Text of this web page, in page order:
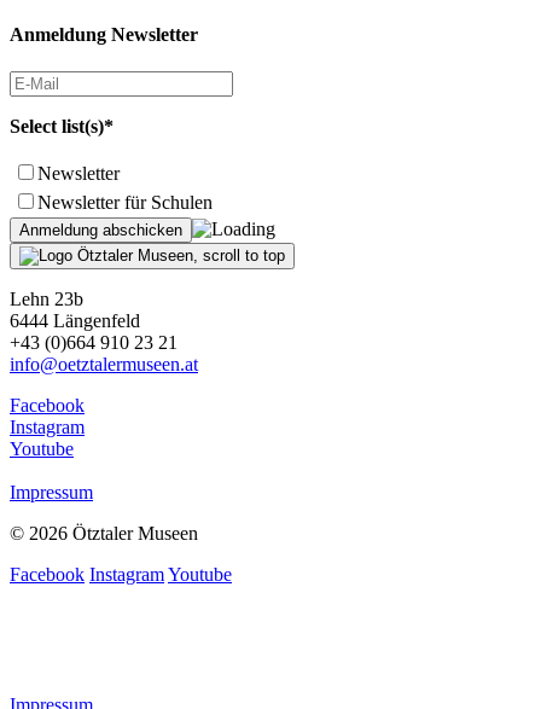
Anmeldung Newsletter
Select list(s)*
Newsletter
Newsletter für Schulen
Lehn 23b
6444 Längenfeld
+43 (0)664 910 23 21
info@oetztalermuseen.at
Facebook
Instagram
Youtube
Impressum
© 2026 Ötztaler Museen
Facebook InstagramYoutube
Impressum